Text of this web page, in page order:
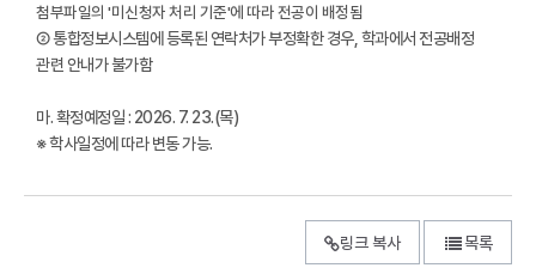
첨부파일의 '미신청자 처리 기준'에 따라 전공이 배정됨
② 통합정보시스템에 등록된 연락처가 부정확한 경우, 학과에서 전공배정
관련 안내가 불가함
마. 확정예정일 : 2026. 7. 23.(목)
※ 학사일정에 따라 변동 가능.
링크 복사 목록